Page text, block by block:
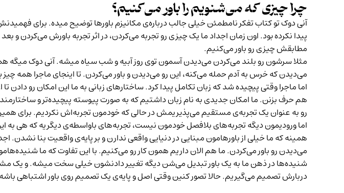
چرا چیزی که می‌شنویم را باور می‌کنیم؟
آنی دوکتو کتاب تفکر نامطمئن خیلی جالب درباره‌ی مکانیزم باورها توضیح میده. برای
پیدا نکرده بود. اون زمان اجداد ما یک چیزی رو تجربه می‌کردن، در اثر تجربه باورش می‌کردن و
مطابقش چیزی رو باور می‌کنیم.
مثلا سرشون رو بلند می‌کردن می‌دیدن آسمون توی روز آبیه و شب سیاه میشه. آنی دوک میگه
می‌دیدن که خرس به آدم حمله می‌کنه، این رو می‌دیدن و باور می‌کردن. تا اینجای ماجرا همه چیز
اما ماجرا وقتی پیچیده شد که زبان تکامل پیدا کرد. ساختارهای زبانی به ما این امکان رو دادن
هم حرف بزنن. ما امکان جدیدی به نام زبان داشتیم که به صورت پیوسته پیچیده‌تر و
رو به عنوان یک تجربه‌ی مستقیم می‌پذیریمش در حالی که خودمون تجربه‌اش نکردیم. برای همین
اما ورودیمون دیگه تجربه‌های بلافصل خودمون نیست، تجربه‌های باواسطه‌ی دیگریه که هی به
همینه که ما خیلی از باورهامون مبنایی در دنیایی واقعی ندارن و بر پایه‌ی واقعیت بنا
می‌دیدن رو باور می‌کردن. ما هم الان داریم همون کار رو می‌کنیم. با این تفاوت که ما
شنیده‌ها در ذهن ما به یک باور تبدیل می‌شن دیگه تغییر دادنشون خیلی سخت میشه. و یک
دربارش تصمیم‌ می‌گیریم. حالا تصور کنین وقتی اصل و پایه‌ی یک تصمیم روی باور اشتباهی